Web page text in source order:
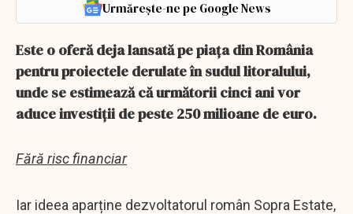
Urmărește-ne pe Google News
Este o oferă deja lansată pe piața din România
pentru proiectele derulate în sudul litoralului,
unde se estimează că următorii cinci ani vor
aduce investiții de peste 250 milioane de euro.
Fără risc financiar
Iar ideea aparține dezvoltatorul român Sopra Estate,